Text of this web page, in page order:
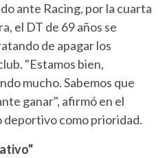
ante Racing, por la cuarta
el DT de 69 años se
de apagar los
"Estamos bien,
mucho. Sabemos que
ganar", afirmó en el
deportivo como prioridad.